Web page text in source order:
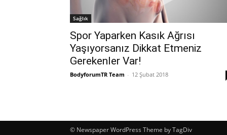
Sağlık
Spor Yaparken Kasık Ağrısı
Yaşıyorsanız Dikkat Etmeniz
Gerekenler Var!
BodyforumTR Team - 12 Şubat 2018
© Newspaper WordPress Theme by TagDiv